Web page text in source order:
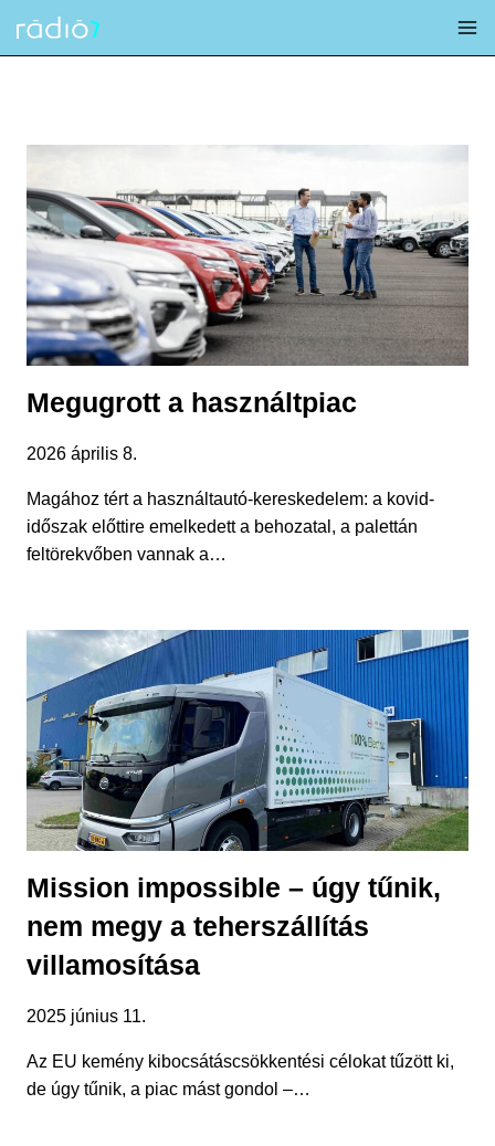
Megugrott a használtpiac
2026 április 8.
Magához tért a használtautó-kereskedelem: a kovid-
időszak előttire emelkedett a behozatal, a palettán
feltörekvőben vannak a…
Mission impossible – úgy tűnik,
nem megy a teherszállítás
villamosítása
2025 június 11.
Az EU kemény kibocsátáscsökkentési célokat tűzött ki,
de úgy tűnik, a piac mást gondol –…